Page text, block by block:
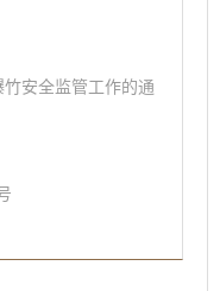
安全监管工作的通